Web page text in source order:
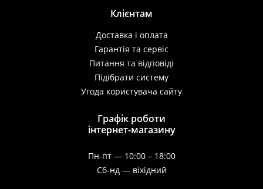
Клієнтам
Доставка і оплата
Гарантія та сервіс
Питання та відповіді
Пiдiбрати систему
Угода користувача сайту
Графік роботи
інтернет-магазину
Пн-пт — 10:00 – 18:00
Сб-нд — віхідний